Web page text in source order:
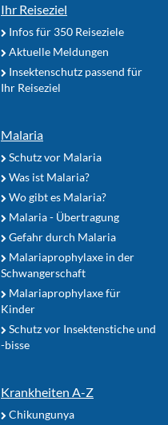
Ihr Reiseziel
Infos für 350 Reiseziele
Aktuelle Meldungen
Insektenschutz passend für
Ihr Reiseziel
Malaria
Schutz vor Malaria
Was ist Malaria?
Wo gibt es Malaria?
Malaria - Übertragung
Gefahr durch Malaria
Malariaprophylaxe in der
Schwangerschaft
Malariaprophylaxe für
Kinder
Schutz vor Insektenstiche und
-bisse
Krankheiten A-Z
Chikungunya